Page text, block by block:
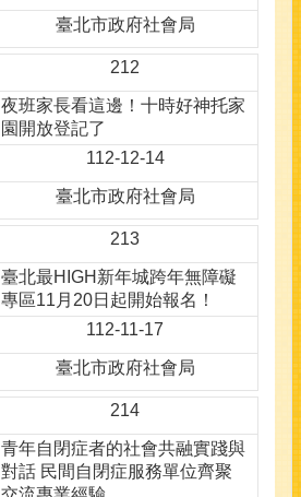
臺北市政府社會局
212
夜班家長看這邊！十時好神托家
園開放登記了
112-12-14
臺北市政府社會局
213
臺北最HIGH新年城跨年無障礙
專區11月20日起開始報名！
112-11-17
臺北市政府社會局
214
青年自閉症者的社會共融實踐與
對話 民間自閉症服務單位齊聚